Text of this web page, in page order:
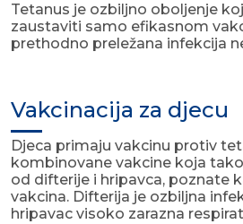
Tetanus je ozbiljno oboljenje
zaustaviti samo efikasnom
prethodno preležana infekcija
Vakcinacija za djecu
Djeca primaju vakcinu protiv
kombinovane vakcine koja
od difterije i hripavca, poznate
vakcina. Difterija je ozbiljna
hripavac visoko zarazna